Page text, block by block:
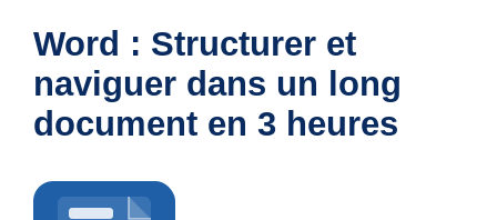
Word : Structurer et
naviguer dans un long
document en 3 heures